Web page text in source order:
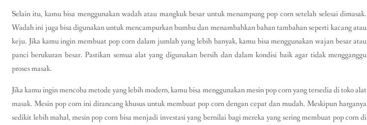
Selain itu, kamu bisa menggunakan wadah atau mangkuk besar untuk menampung pop corn setelah selesai dimasak.
Wadah ini juga bisa digunakan untuk mencampurkan bumbu dan menambahkan bahan tambahan seperti kacang atau
keju. Jika kamu ingin membuat pop corn dalam jumlah yang lebih banyak, kamu bisa menggunakan wajan besar atau
panci berukuran besar. Pastikan semua alat yang digunakan bersih dan dalam kondisi baik agar tidak mengganggu
proses masak.
Jika kamu ingin mencoba metode yang lebih modern, kamu bisa menggunakan mesin pop corn yang tersedia di toko alat
masak. Mesin pop corn ini dirancang khusus untuk membuat pop corn dengan cepat dan mudah. Meskipun harganya
sedikit lebih mahal, mesin pop corn bisa menjadi investasi yang bernilai bagi mereka yang sering membuat pop corn di